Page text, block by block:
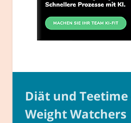
Diät und
Weight Watchers